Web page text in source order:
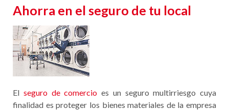
Ahorra en el seguro de tu local
El seguro de comercio es un seguro multirriesgo cuya
finalidad es proteger los bienes materiales de la empresa